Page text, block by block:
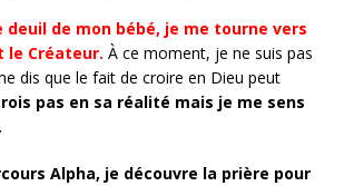
deuil de mon bébé, je me tourne vers
le Créateur. À ce moment, je ne suis pas
dis que le fait de croire en Dieu peut
pas en sa réalité mais je me sens
Alpha, je découvre la prière pour